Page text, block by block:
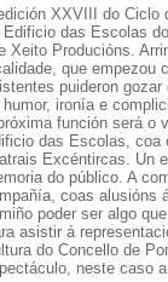
XXVIII do Ciclo
Edificio das Escolas
Xeito Producións.
que empezou
puideron gozar
humor, ironía e
función será o
das Escolas, coa
Excéntircas. Un
do público. A
coas alusións
poder ser algo
asistir á
do Concello de
neste caso